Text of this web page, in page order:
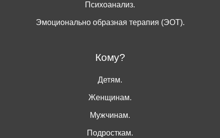
Психоанализ.
Эмоционально образная терапия (ЭОТ).
Кому?
Детям.
Женщинам.
Мужчинам.
Подросткам.